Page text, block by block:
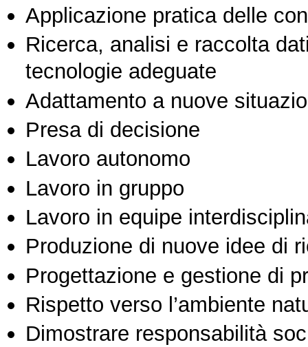
Applicazione pratica delle
Ricerca, analisi e raccolta
tecnologie adeguate
Adattamento a nuove
Presa di decisione
Lavoro autonomo
Lavoro in gruppo
Lavoro in equipe
Produzione di nuove idee di
Progettazione e gestione di
Rispetto verso l’ambiente
Dimostrare responsabilità